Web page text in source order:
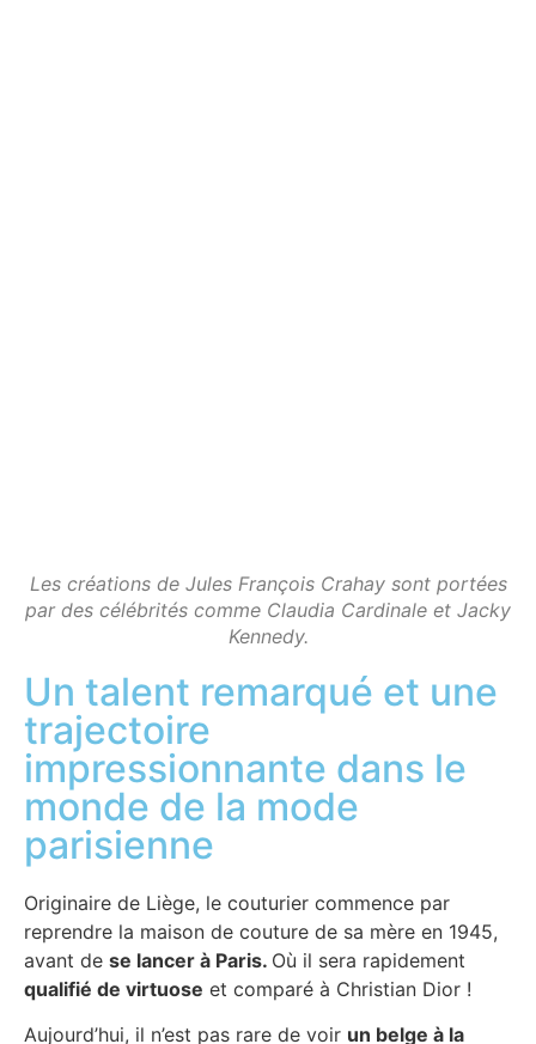
Les créations de Jules François Crahay sont portées
par des célébrités comme Claudia Cardinale et Jacky
Kennedy.
Un talent remarqué et une
trajectoire
impressionnante dans le
monde de la mode
parisienne
Originaire de Liège, le couturier commence par
reprendre la maison de couture de sa mère en 1945,
avant de se lancer à Paris. Où il sera rapidement
qualifié de virtuose et comparé à Christian Dior !
Aujourd’hui, il n’est pas rare de voir un belge à la